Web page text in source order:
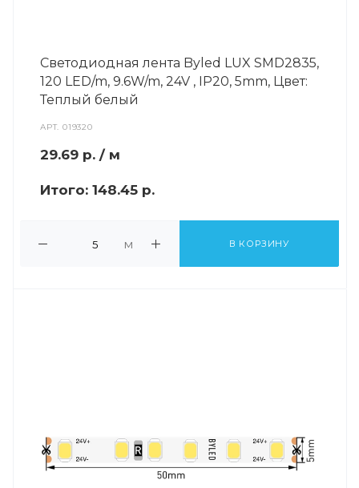
Светодиодная лента Byled LUX SMD2835,
120 LED/m, 9.6W/m, 24V , IP20, 5mm, Цвет:
Теплый белый
АРТ.019320
29.69 р. / м
Итого: 148.45 р.
м В КОРЗИНУ